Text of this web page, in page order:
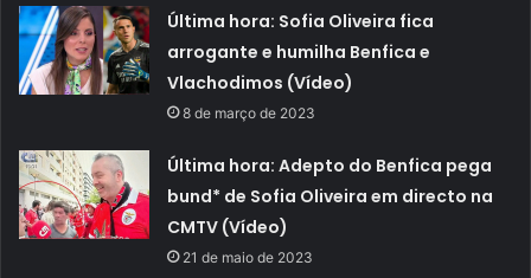
Última hora: Sofia Oliveira fica
arrogante e humilha Benfica e
Vlachodimos (Vídeo)
8 de março de 2023
Última hora: Adepto do Benfica pega
bund* de Sofia Oliveira em directo na
CMTV (Vídeo)
21 de maio de 2023